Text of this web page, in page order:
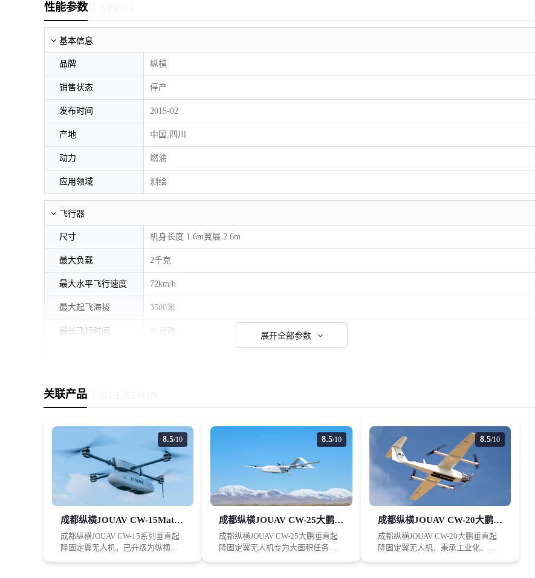
性能参数
基本信息
品牌 纵横
销售状态 停产
发布时间 2015-02
产地 中国,四川
动力 燃油
应用领域 测绘
飞行器
尺寸 机身长度 1.6m翼展 2.6m
最大负载 2千克
最大水平飞行速度 72km/h
最大起飞海拔 3500米
最长飞行时间 90分钟
图传
最大图传距离(无遮
挡无干扰)
售后服务
设备险 有
第三者责任险 有
展开全部参数
*以上参数仅供参考，请以当地实际销售产品为准；如您发现资料有误，请联系我们更正
关联产品
8.5/10
成都纵横JOUAV CW-15Matrix 大鹏测绘飞行平台
成都纵横JOUAV CW-15系列垂直起
降固定翼无人机，已升级为纵横大
8.5/10
成都纵横JOUAV CW-25大鹏垂直起降固定翼无人机
成都纵横JOUAV CW-25大鹏垂直起
降固定翼无人机专为大面积任务范
8.5/10
成都纵横JOUAV CW-20大鹏垂直起降固定翼无人机
成都纵横JOUAV CW-20大鹏垂直起
降固定翼无人机，秉承工业化、高